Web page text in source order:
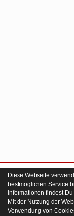
Impressum
Diese Webseite
bestmöglichen Service
Informationen findest Du
Mit der Nutzung der
Verwendung von